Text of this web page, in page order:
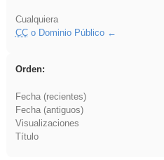
Cualquiera
CCo Dominio Público
Orden:
Fecha (recientes)
Fecha (antiguos)
Visualizaciones
Título